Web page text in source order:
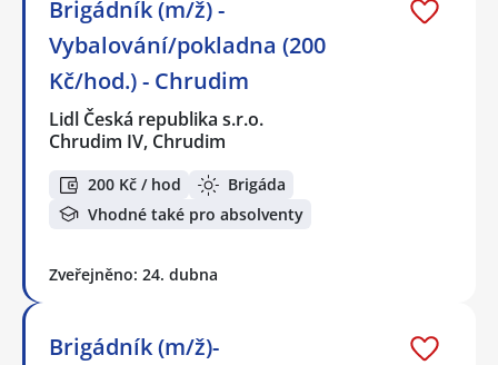
Brigádník (m/ž) -
Vybalování/pokladna (200
Kč/hod.) - Chrudim
Lidl Česká republika s.r.o.
Chrudim IV, Chrudim
200 Kč / hod
Brigáda
Vhodné také pro absolventy
Zveřejněno: 24. dubna
Brigádník (m/ž)-